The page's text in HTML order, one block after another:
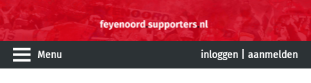
Menu inloggen aanmelden